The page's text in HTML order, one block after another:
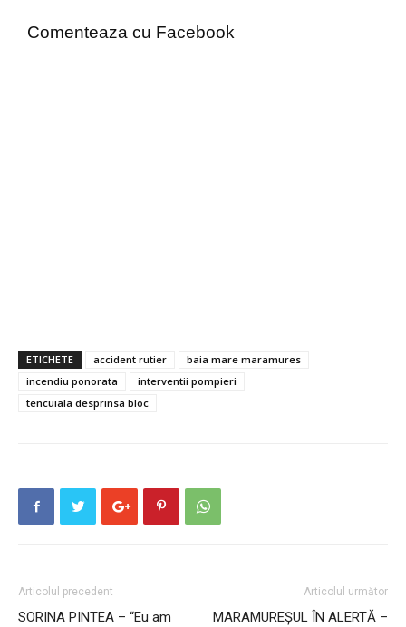
Comenteaza cu Facebook
ETICHETE accident rutier
baia mare maramures
incendiu ponorata
interventii pompieri
tencuiala desprinsa bloc
Articolul precedent
SORINA PINTEA – “Eu am
Articolul următor
MARAMUREȘUL ÎN ALERTĂ –